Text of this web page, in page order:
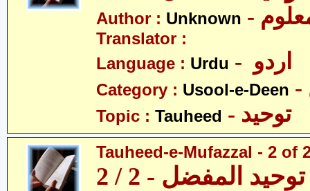
Author : Unknown
Translator :
Language : Urdu
Category : Usool-e-Deen
Topic : Tauheed - توحید
Tauheed-e-Mufazzal - 2 of
توحید المفضل - 2 / 2